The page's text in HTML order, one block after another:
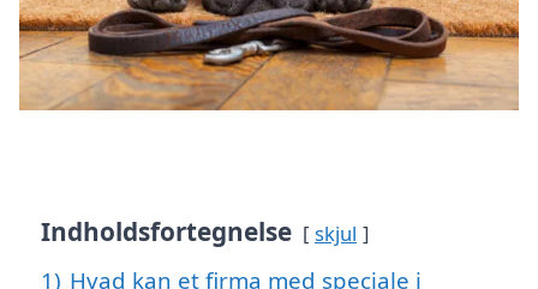
Indholdsfortegnelse skjul
1) Hvad kan et firma med speciale i